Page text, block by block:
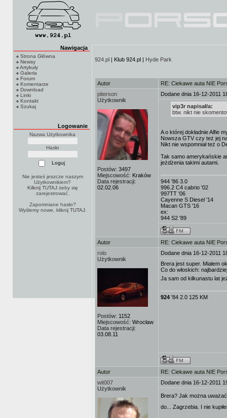
Nawigacja
Strona Główna
Newsy
Artykuły
Galeria
Forum
Komentarze
Download
Linki
Kontakt
Szukaj
Logowanie
Nazwa Użytkownika
Hasło
Nie jesteś jeszcze naszym
Użytkownikiem?
Kilknij TUTAJżeby się
zarejestrować.
Zapomniane hasło?
Wyślemy nowe, kliknij TUTAJ.
924.pl | Klub 924.pl | Hyde Park
Autor
RE: Ciekawe auta NIE
piterson
Użytkownik
Postów: 3497
Miejscowość: Kraków
Data rejestracji:
02.02.06
Dodane dnia 16-12-2011
vip3r napisał/a:
btw. nikt nie
A o której dokładnie Alfie
Nowsza GTV czy też jej
Nikt nie wspomniał też o
Tak samo amerykańskie
jeżdżenia takimi autami.
944 '86 3.0
996.2 C4 cabrio '02
997TT '06
Cayenne S Diesel '14
Macan GTS '16
ex:
944 S2 '89
Autor
RE: Ciekawe auta NIE
rolo
Użytkownik
Postów: 1152
Miejscowość: Wrocław
Data rejestracji:
03.08.11
Dodane dnia 16-12-2011
Brera jest super. Miałem
Co do włoskich:
Ja sam od kilkunastu lat
924 '84 2.0 125 KM
Autor
RE: Ciekawe auta NIE
wit007
Użytkownik
Dodane dnia 16-12-2011
Brera? Jak można
do... Zagrzebia. I nie